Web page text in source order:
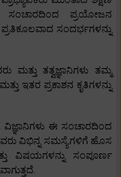
ಸಂಚಾರದಿಂದ ಪ್ರಯೋಜನ
ಸಂದರ್ಭಗಳನ್ನು
ತತ್ವಜ್ಞಾನಿಗಳು ತಮ್ಮ
ಇತರ ಪ್ರಕಾಶನ ಕೃತಿಗಳನ್ನು
ಈ ಸಂಚಾರದಿಂದ
ವಿಭಿನ್ನ ಸಮಸ್ಯೆಗಳಿಗೆ ಹೊಸ
ವಿಷಯಗಳನ್ನು ಸಂಪೂರ್ಣ